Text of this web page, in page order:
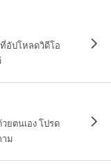
ที่อัปโหลดวิดีโอ
ตนเอง โปรด
ม